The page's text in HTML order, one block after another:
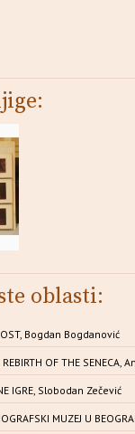
oblasti:
Bogdan Bogdanović
OF THE SENECA,
IGRE, Slobodan Zečević
MUZEJ U